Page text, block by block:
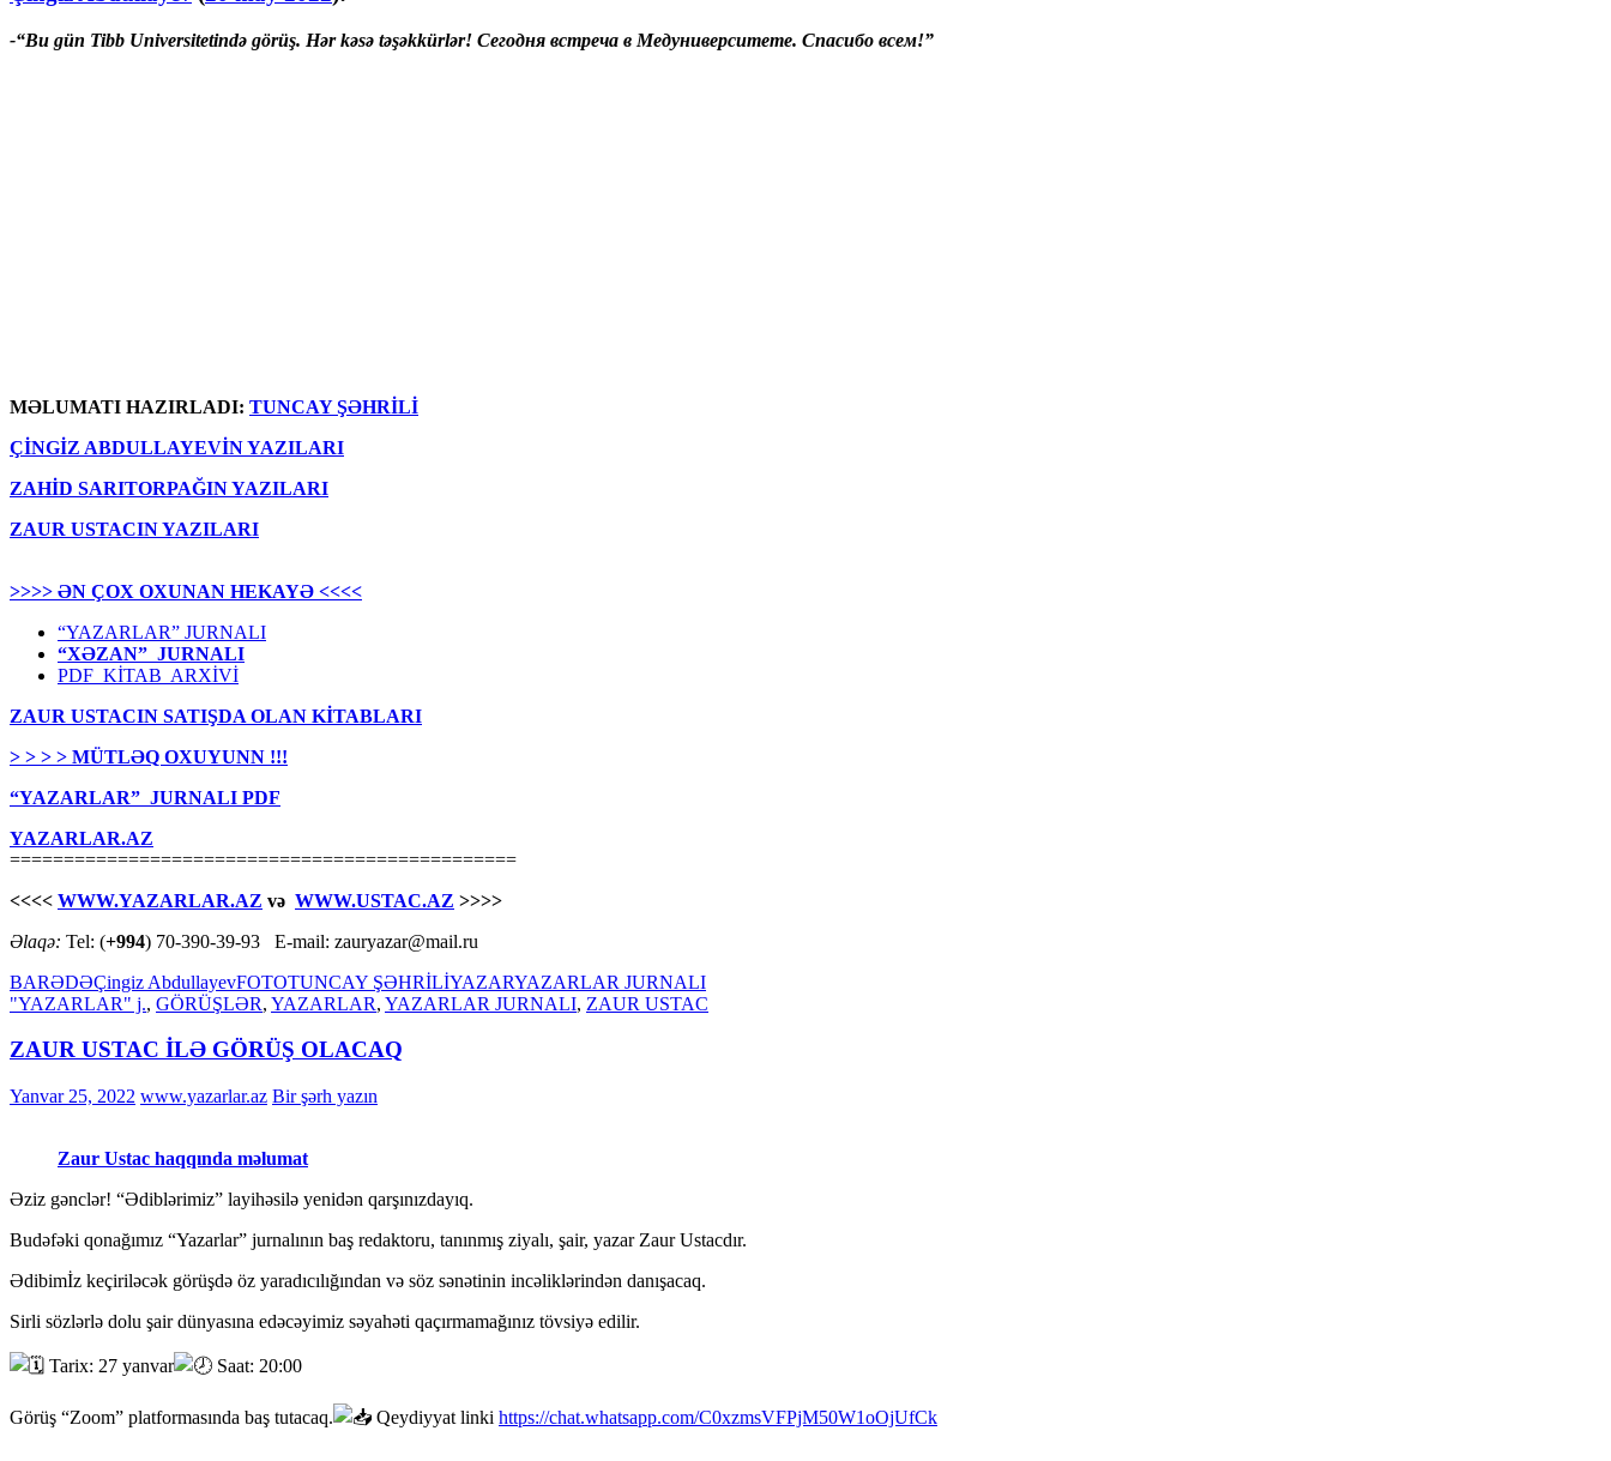
-“Bu gün Tibb Universitetində görüş. Hər kəsə təşəkkürlər! Сегодня встреча в Медуниверситете. Спасибо всем!”
MƏLUMATI HAZIRLADI: TUNCAY ŞƏHRİLİ
ÇİNGİZ ABDULLAYEVİN YAZILARI
ZAHİD SARITORPAĞIN YAZILARI
ZAUR USTACIN YAZILARI
>>>> ƏN ÇOX OXUNAN HEKAYƏ <<<<
“YAZARLAR” JURNALI
“XƏZAN” JURNALI
PDF KİTAB ARXİVİ
ZAUR USTACIN SATIŞDA OLAN KİTABLARI
> > > > MÜTLƏQ OXUYUNN !!!
“YAZARLAR” JURNALI PDF
YAZARLAR.AZ
===============================================
<<<< WWW.YAZARLAR.AZ və WWW.USTAC.AZ >>>>
Əlaqə: Tel: (+994) 70-390-39-93 E-mail: zauryazar@mail.ru
BARƏDƏÇingiz AbdullayevFOTOTUNCAY ŞƏHRİLİYAZARYAZARLAR JURNALI
"YAZARLAR" j., GÖRÜŞLƏR, YAZARLAR, YAZARLAR JURNALI, ZAUR USTAC
ZAUR USTAC İLƏ GÖRÜŞ OLACAQ
Yanvar 25, 2022 www.yazarlar.az Bir şərh yazın
Zaur Ustac haqqında məlumat
Əziz gənclər! “Ədiblərimiz” layihəsilə yenidən qarşınızdayıq.
Budəfəki qonağımız “Yazarlar” jurnalının baş redaktoru, tanınmış ziyalı, şair, yazar Zaur Ustacdır.
Ədibimİz keçiriləcək görüşdə öz yaradıcılığından və söz sənətinin incəliklərindən danışacaq.
Sirli sözlərlə dolu şair dünyasına edəcəyimiz səyahəti qaçırmamağınız tövsiyə edilir.
Tarix: 27 yanvar Saat: 20:00
Görüş “Zoom” platformasında baş tutacaq. Qeydiyyat linki https://chat.whatsapp.com/C0xzmsVFPjM50W1oOjUfCk